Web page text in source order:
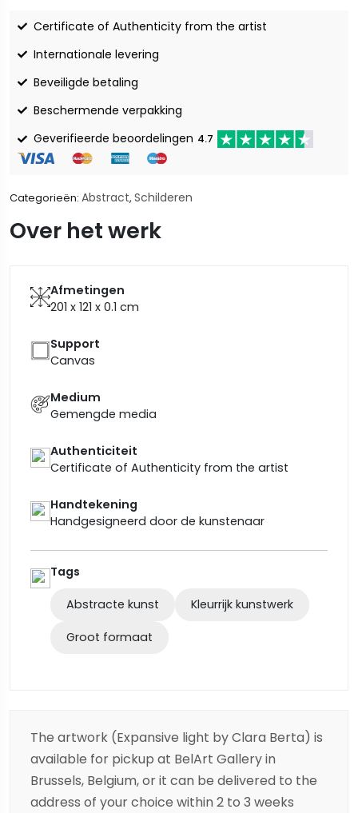
Certificate of Authenticity from the artist
Internationale levering
Beveiligde betaling
Beschermende verpakking
Geverifieerde beoordelingen 4.7
Categorieën: Abstract, Schilderen
Over het werk
Afmetingen
201 x 121 x 0.1 cm
Support
Canvas
Medium
Gemengde media
Authenticiteit
Certificate of Authenticity from the artist
Handtekening
Handgesigneerd door de kunstenaar
Tags
Abstracte kunst Kleurrijk kunstwerk
Groot formaat
The artwork (Expansive light by Clara Berta) is
available for pickup at BelArt Gallery in
Brussels, Belgium, or it can be delivered to the
address of your choice within 2 to 3 weeks